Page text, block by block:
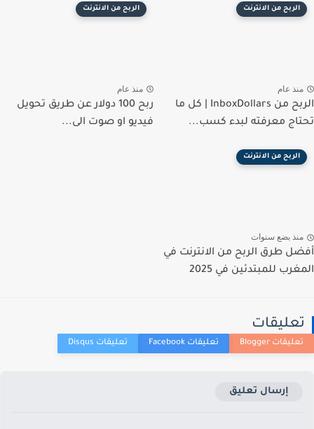
الربح من الانترنت
منذ عام
الربح من InboxDollars | كل ما
تحتاج معرفته لبدء كسب...
الربح من الانترنت
منذ عام
ربح 100 دولار عن طريق تحويل
فيديو او صوت الى...
الربح من الانترنت
منذ بضع سنوات
أفضل طرق الربح من الانترنت في
المغرب للمبتدئين في 2025
تعليقات
إرسال تعليق